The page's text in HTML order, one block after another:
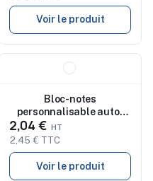
Voir le produit
Bloc-notes
personnalisable auto-
collant Memokit
2,04 €
2,45 € TTC
Voir le produit